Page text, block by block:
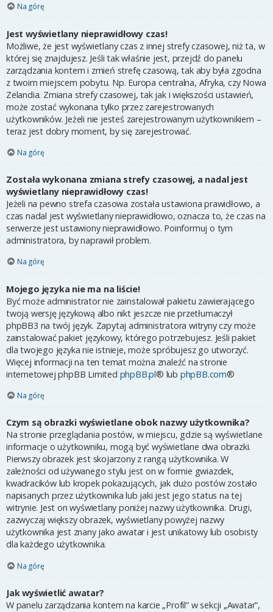
Na górę
Jest wyświetlany nieprawidłowy czas!
Możliwe, że jest wyświetlany czas z innej strefy czasowej, niż ta, w
której się znajdujesz. Jeśli tak właśnie jest, przejdź do panelu
zarządzania kontem i zmień strefę czasową, tak aby była zgodna
z twoim miejscem pobytu. Np. Europa centralna, Afryka, czy Nowa
Zelandia. Zmiana strefy czasowej, tak jak i większości ustawień,
może zostać wykonana tylko przez zarejestrowanych
użytkowników. Jeżeli nie jesteś zarejestrowanym użytkownikiem –
teraz jest dobry moment, by się zarejestrować.
Na górę
Została wykonana zmiana strefy czasowej, a nadal jest
wyświetlany nieprawidłowy czas!
Jeżeli na pewno strefa czasowa została ustawiona prawidłowo, a
czas nadal jest wyświetlany nieprawidłowo, oznacza to, że czas na
serwerze jest ustawiony nieprawidłowo. Poinformuj o tym
administratora, by naprawił problem.
Na górę
Mojego języka nie ma na liście!
Być może administrator nie zainstalował pakietu zawierającego
twoją wersję językową albo nikt jeszcze nie przetłumaczył
phpBB3 na twój język. Zapytaj administratora witryny czy może
zainstalować pakiet językowy, którego potrzebujesz. Jeśli pakiet
dla twojego języka nie istnieje, może spróbujesz go utworzyć.
Więcej informacji na ten temat można znaleźć na stronie
internetowej phpBB Limited phpBB.pl® lub phpBB.com®
Na górę
Czym są obrazki wyświetlane obok nazwy użytkownika?
Na stronie przeglądania postów, w miejscu, gdzie są wyświetlane
informacje o użytkowniku, mogą być wyświetlane dwa obrazki.
Pierwszy obrazek jest skojarzony z rangą użytkownika. W
zależności od używanego stylu jest on w formie gwiazdek,
kwadracików lub kropek pokazujących, jak dużo postów zostało
napisanych przez użytkownika lub jaki jest jego status na tej
witrynie. Jest on wyświetlany poniżej nazwy użytkownika. Drugi,
zazwyczaj większy obrazek, wyświetlany powyżej nazwy
użytkownika jest znany jako awatar i jest unikatowy lub osobisty
dla każdego użytkownika.
Na górę
Jak wyświetlić awatar?
W panelu zarządzania kontem na karcie „Profil” w sekcji „Awatar”,